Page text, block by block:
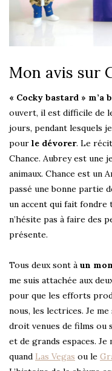
Mon avis sur
« Cocky bastard » m’a
ouvert, il est difficile de
jours, pendant lesquels
pour le dévorer. Le
Chance. Aubrey est une
animaux. Chance est un
passé une bonne partie
un accent qui fait fondre
n’hésite pas à faire des
présente.
Tous deux sont à un
me suis attachée aux
pour que les efforts
nous, les lectrices. Je
droit venues de films ou
et de grands espaces.
quand Las Vegas ou le